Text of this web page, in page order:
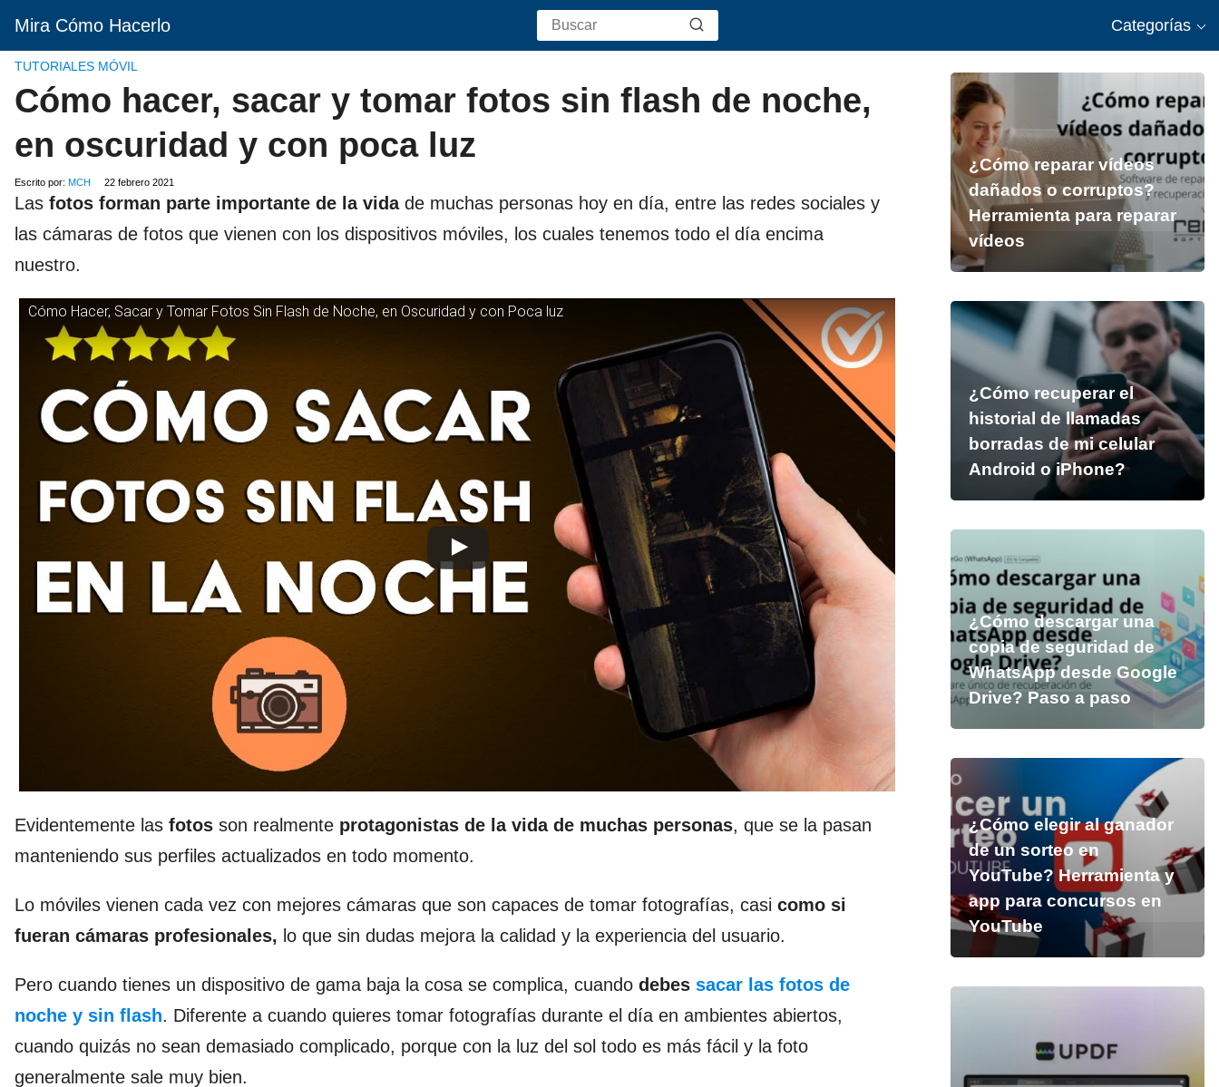
Mira Cómo Hacerlo Categorías
TUTORIALES MÓVIL
Cómo hacer, sacar y tomar fotos sin flash de noche,
en oscuridad y con poca luz
Escrito por: MCH 22 febrero 2021
Las fotos forman parte importante de la vidade muchas personas hoy en día, entre las redes sociales y
las cámaras de fotos que vienen con los dispositivos móviles, los cuales tenemos todo el día encima
nuestro.
Cómo Hacer, Sacar y Tomar Fotos Sin Flash de Noche, en Oscuridad y con Poca luz
Evidentemente las fotos son realmente protagonistas de la vida de muchas personas, que se la pasan
manteniendo sus perfiles actualizados en todo momento.
Lo móviles vienen cada vez con mejores cámaras que son capaces de tomar fotografías, casi como si
fueran cámaras profesionales, lo que sin dudas mejora la calidad y la experiencia del usuario.
Pero cuando tienes un dispositivo de gama baja la cosa se complica, cuando debes sacar las fotos de
noche y sin flash. Diferente a cuando quieres tomar fotografías durante el día en ambientes abiertos,
cuando quizás no sean demasiado complicado, porque con la luz del sol todo es más fácil y la foto
generalmente sale muy bien.
¿Cómo reparar vídeos
dañados o corruptos?
Herramienta para reparar
vídeos
¿Cómo recuperar el
historial de llamadas
borradas de mi celular
Android o iPhone?
¿Cómo descargar una
copia de seguridad de
WhatsApp desde Google
Drive? Paso a paso
¿Cómo elegir al ganador
de un sorteo en
YouTube? Herramienta y
app para concursos en
YouTube